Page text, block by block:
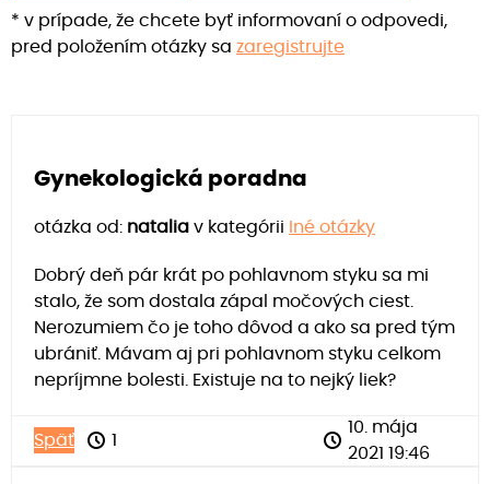
* v prípade, že chcete byť informovaní o odpovedi,
pred položením otázky sa zaregistrujte
Gynekologická poradna
otázka od: natalia v kategórii Iné otázky
Dobrý deň pár krát po pohlavnom styku sa mi
stalo, že som dostala zápal močových ciest.
Nerozumiem čo je toho dôvod a ako sa pred tým
ubrániť. Mávam aj pri pohlavnom styku celkom
nepríjmne bolesti. Existuje na to nejký liek?
Späť 1
10. mája
2021 19:46